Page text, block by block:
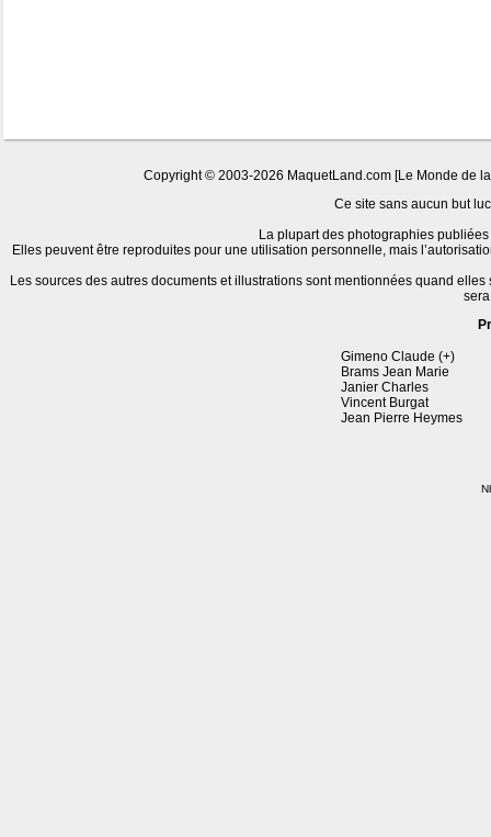
Copyright © 2003-2026 MaquetLand.com [Le Monde de
Ce site sans aucun but
La plupart des photographies
Elles peuvent être reproduites pour une utilisation personnelle, mais
Les sources des autres documents et illustrations sont mentionnées quand
Gimeno Claude (+)
Brams Jean Marie
Janier Charles
Vincent Burgat
Jean Pierre Heymes